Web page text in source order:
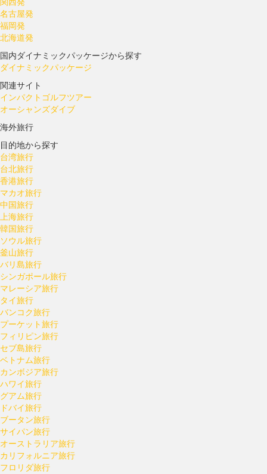
名古屋発
福岡発
北海道発
国内ダイナミックパッケージから探す
ダイナミックパッケージ
関連サイト
インパクトゴルフツアー
オーシャンズダイブ
海外旅行
目的地から探す
台湾旅行
台北旅行
香港旅行
マカオ旅行
中国旅行
上海旅行
韓国旅行
ソウル旅行
釜山旅行
バリ島旅行
シンガポール旅行
マレーシア旅行
タイ旅行
バンコク旅行
プーケット旅行
フィリピン旅行
セブ島旅行
ベトナム旅行
カンボジア旅行
ハワイ旅行
グアム旅行
ドバイ旅行
ブータン旅行
サイパン旅行
オーストラリア旅行
カリフォルニア旅行
フロリダ旅行